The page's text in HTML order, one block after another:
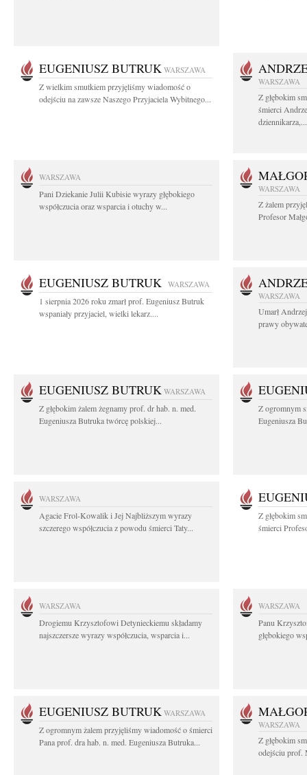
EUGENIUSZ BUTRUK WARSZAWA
Z wielkim smutkiem przyjęliśmy wiadomość o
odejściu na zawsze Naszego Przyjaciela Wybitnego...
WARSZAWA
Z głębokim
śmierci
dziennikarza,...
WARSZAWA
Pani Dziekanie Julii Kubisie wyrazy głębokiego
współczucia oraz wsparcia i otuchy w...
WARSZAWA
Z żalem
Profesor
EUGENIUSZ BUTRUK WARSZAWA
1 sierpnia 2026 roku zmarł prof. Eugeniusz Butruk
wspaniały przyjaciel, wielki lekarz....
WARSZAWA
Umarł
prawy
EUGENIUSZ BUTRUK WARSZAWA
Z głębokim żalem żegnamy prof. dr hab. n. med.
Eugeniusza Butruka twórcę polskiej...
Z ogromnym
Eugeniusza
WARSZAWA
Agacie Frol-Kowalik i Jej Najbliższym wyrazy
szczerego współczucia z powodu śmierci Taty...
Z głębokim
śmierci
WARSZAWA
Drogiemu Krzysztofowi Detynieckiemu składamy
najszczersze wyrazy współczucia, wsparcia i...
WARSZAWA
Panu
głębokiego
EUGENIUSZ BUTRUK WARSZAWA
Z ogromnym żalem przyjęliśmy wiadomość o śmierci
Pana prof. dra hab. n. med. Eugeniusza Butruka...
WARSZAWA
Z głębokim
odejściu prof.